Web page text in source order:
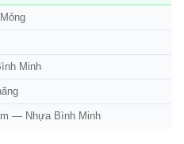
Mỏng
Minh
— Nhựa Bình Minh